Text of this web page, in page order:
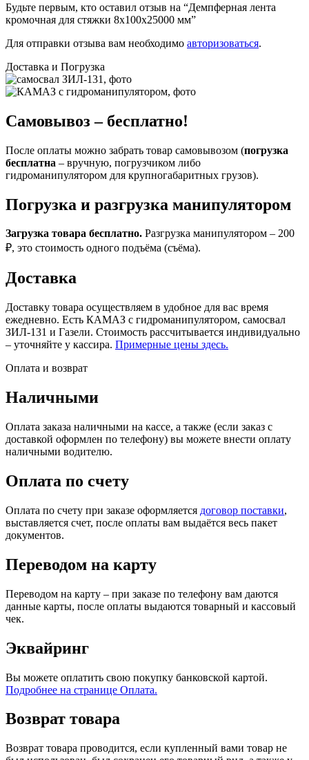
Будьте первым, кто оставил отзыв на “Демпферная лента
кромочная для стяжки 8х100х25000 мм”
Для отправки отзыва вам необходимо авторизоваться.
Доставка и Погрузка
Самовывоз – бесплатно!
После оплаты можно забрать товар самовывозом (погрузка
бесплатна – вручную, погрузчиком либо
гидроманипулятором для крупногабаритных грузов).
Погрузка и разгрузка манипулятором
Загрузка товара бесплатно. Разгрузка манипулятором – 200
₽, это стоимость одного подъёма (съёма).
Доставка
Доставку товара осуществляем в удобное для вас время
ежедневно. Есть КАМАЗ с гидроманипулятором, самосвал
ЗИЛ-131 и Газели. Стоимость рассчитывается индивидуально
– уточняйте у кассира. Примерные цены здесь.
Оплата и возврат
Наличными
Оплата заказа наличными на кассе, а также (если заказ с
доставкой оформлен по телефону) вы можете внести оплату
наличными водителю.
Оплата по счету
Оплата по счету при заказе оформляется договор поставки,
выставляется счет, после оплаты вам выдаётся весь пакет
документов.
Переводом на карту
Переводом на карту – при заказе по телефону вам даются
данные карты, после оплаты выдаются товарный и кассовый
чек.
Эквайринг
Вы можете оплатить свою покупку банковской картой.
Подробнее на странице Оплата.
Возврат товара
Возврат товара проводится, если купленный вами товар не